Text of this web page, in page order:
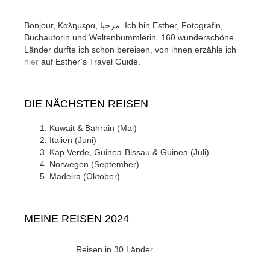
Bonjour, Καλημερα, مرحبا. Ich bin Esther, Fotografin,
Buchautorin und Weltenbummlerin. 160 wunderschöne
Länder durfte ich schon bereisen, von ihnen erzähle ich
hier auf Esther’s Travel Guide.
DIE NÄCHSTEN REISEN
Kuwait & Bahrain (Mai)
Italien (Juni)
Kap Verde, Guinea-Bissau & Guinea (Juli)
Norwegen (September)
Madeira (Oktober)
MEINE REISEN 2024
Reisen in 30 Länder